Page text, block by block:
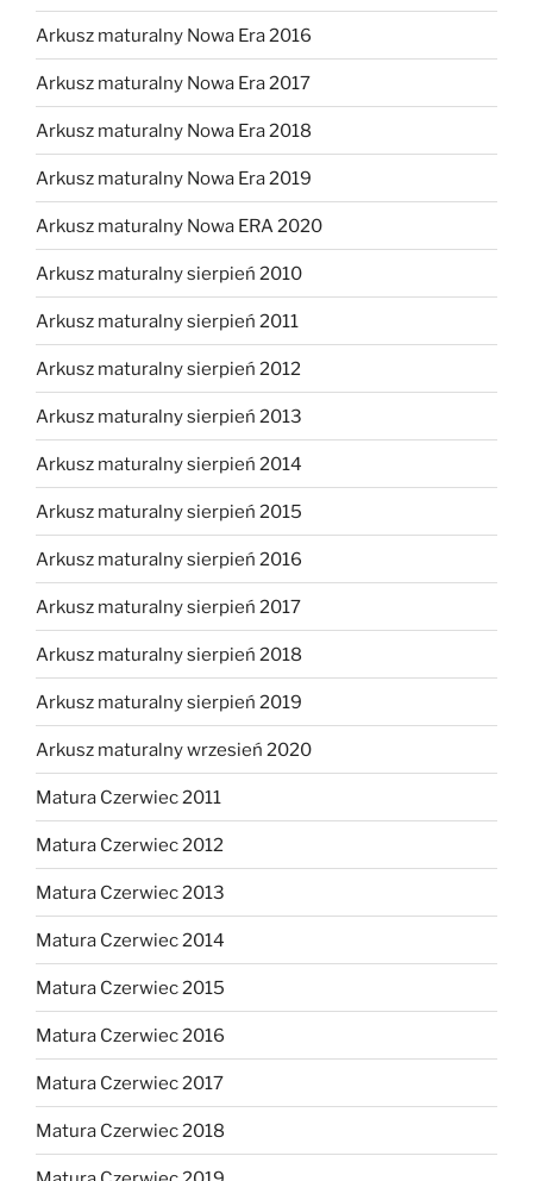
Arkusz maturalny Nowa Era 2016
Arkusz maturalny Nowa Era 2017
Arkusz maturalny Nowa Era 2018
Arkusz maturalny Nowa Era 2019
Arkusz maturalny Nowa ERA 2020
Arkusz maturalny sierpień 2010
Arkusz maturalny sierpień 2011
Arkusz maturalny sierpień 2012
Arkusz maturalny sierpień 2013
Arkusz maturalny sierpień 2014
Arkusz maturalny sierpień 2015
Arkusz maturalny sierpień 2016
Arkusz maturalny sierpień 2017
Arkusz maturalny sierpień 2018
Arkusz maturalny sierpień 2019
Arkusz maturalny wrzesień 2020
Matura Czerwiec 2011
Matura Czerwiec 2012
Matura Czerwiec 2013
Matura Czerwiec 2014
Matura Czerwiec 2015
Matura Czerwiec 2016
Matura Czerwiec 2017
Matura Czerwiec 2018